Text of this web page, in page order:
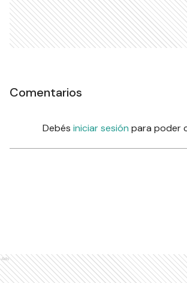
Comentarios
Debés iniciar sesión para poder
Ads